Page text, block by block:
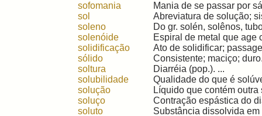
sofomania
Mania de se passar por
sol
Abreviatura de solução;
soleno
Do gr. solén, solênos,
solenóide
Espiral de metal que age
solidificação
Ato de solidificar;
sólido
Consistente; maciço;
soltura
Diarréia (pop.). ...
solubilidade
Qualidade do que é
solução
Líquido que contém
soluço
Contração espástica do
soluto
Substância dissolvida em